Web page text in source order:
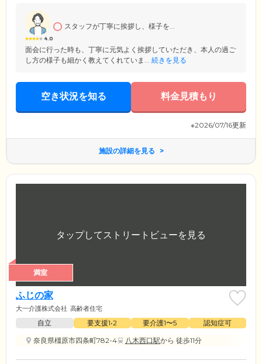
4.0
スタッフが丁寧に挨拶し、様子を...
面会に行った時も、丁寧に元気よく挨拶していただき、本人の過ご
し方の様子も細かく教えてくれていま... 続きを見る
空き状況を知る 料金見積もり
※2026/07/16更新
施設の詳細を見る
満室
ふじの家
大一介護株式会社 高齢者住宅
自立 要支援1•2 要介護1〜5
認知症可
奈良県橿原市四条町782-4
八木西口駅から 徒歩11分